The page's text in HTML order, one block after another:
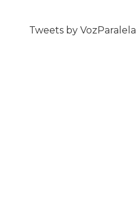
Tweets by VozParalela